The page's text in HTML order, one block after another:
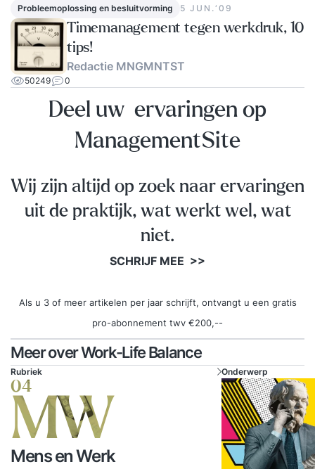
Probleemoplossing en besluitvorming
5 JUN.‘09
Timemanagement tegen werkdruk, 10
tips!
Redactie MNGMNTST
50249 0
Deel uw ervaringen op
ManagementSite
Wij zijn altijd op zoek naar ervaringen
uit de praktijk, wat werkt wel, wat
niet.
SCHRIJF MEE >>
Als u 3 of meer artikelen per jaar schrijft, ontvangt u een gratis
pro-abonnement twv €200,--
Meer over Work-Life Balance
Rubriek
04
MW
Mens en Werk
Onderwerp